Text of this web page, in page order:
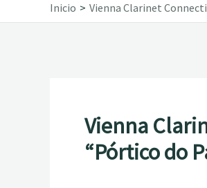
Inicio Vienna Clarinet
Vienna
“Pórtico do